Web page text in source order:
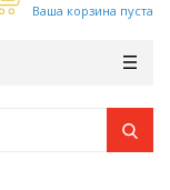
Ваша корзина пуста